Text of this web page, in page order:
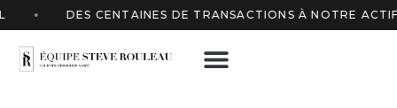
DES CENTAINES DE TRANSACTIONS À NOTRE ACTIF